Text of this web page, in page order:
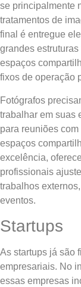
se principalmente
tratamentos de
final é entregue
grandes
espaços
fixos de operação
Fotógrafos
trabalhar em suas
para reuniões
espaços
excelência,
profissionais
trabalhos
eventos.
Startups
As startups já são
empresariais. No
essas empresas